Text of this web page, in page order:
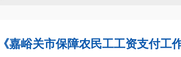
嘉峪关市保障农民工工资支付工